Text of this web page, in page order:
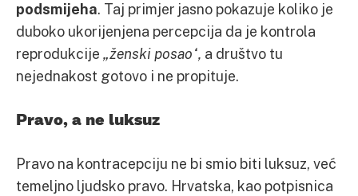
podsmijeha. Taj primjer jasno pokazuje koliko je
duboko ukorijenjena percepcija da je kontrola
reprodukcije „ženski posao“, a društvo tu
nejednakost gotovo i ne propituje.
Pravo, a ne luksuz
Pravo na kontracepciju ne bi smio biti luksuz, već
temeljno ljudsko pravo. Hrvatska, kao potpisnica